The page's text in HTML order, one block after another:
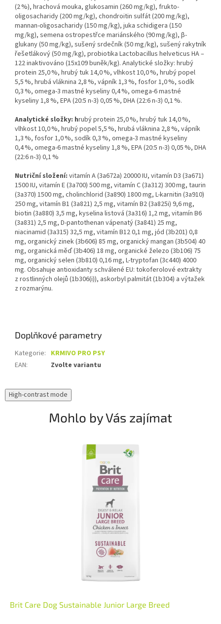
(2 %), hrachová mouka, glukosamin (260 mg/kg), frukto-
oligosacharidy (200 mg/kg), chondroitin sulfát (200 mg/kg),
mannan-oligosacharidy (150 mg/kg), juka schidigera (150
mg/kg), semena ostropestřce mariánského (90 mg/kg), β-
glukany (50 mg/kg), sušený srdečník (50 mg/kg), sušený rakytník
řešetlákový (50 mg/kg), probiotika Lactobacillus helveticus HA –
122 inaktivováno (15x109 buněk/kg). Analytické složky: hrubý
protein 25,0 %, hrubý tuk 14,0 %, vlhkost 10,0 %, hrubý popel
5,5 %, hrubá vláknina 2,8 %, vápník 1,3 %, fosfor 1,0 %, sodík
0,3 %, omega-3 mastné kyseliny 0,4 %, omega-6 mastné
kyseliny 1,8 %, EPA (20:5 n-3) 0,05 %, DHA (22:6 n-3) 0,1 %.
Analytické složky: hrubý protein 25,0 %, hrubý tuk 14,0 %,
vlhkost 10,0 %, hrubý popel 5,5 %, hrubá vláknina 2,8 %, vápník
1,3 %, fosfor 1,0 %, sodík 0,3 %, omega-3 mastné kyseliny
0,4 %, omega-6 mastné kyseliny 1,8 %, EPA (20:5 n-3) 0,05 %, DHA
(22:6 n-3) 0,1 %
Nutriční složení: vitamín A (3a672a) 20000 IU, vitamín D3 (3a671)
1500 IU, vitamín E (3a700) 500 mg, vitamín C (3a312) 300 mg, taurin
(3a370) 1500 mg, cholinchlorid (3a890) 1800 mg, L-karnitin (3a910)
250 mg, vitamín B1 (3a821) 2,5 mg, vitamín B2 (3a825i) 9,6 mg,
biotin (3a880) 3,5 mg, kyselina listová (3a316) 1,2 mg, vitamín B6
(3a831) 2,5 mg, D-pantothenan vápenatý (3a841) 25 mg,
niacinamid (3a315) 32,5 mg, vitamín B12 0,1 mg, jód (3b201) 0,8
mg, organický zinek (3b606) 85 mg, organický mangan (3b504) 40
mg, organická měď (3b406) 18 mg, organické železo (3b106) 75
mg, organický selen (3b810) 0,16 mg, L-tryptofan (3c440) 4000
mg. Obsahuje antioxidanty schválené EU: tokoferolové extrakty
z rostlinných olejů (1b306(i)), askorbyl palmitát (1b304) a výtažek
z rozmarýnu.
Doplňkové parametry
Kategorie: KRMIVO PRO PSY
EAN: Zvolte variantu
High-contrast mode
Mohlo by Vás zajímat
Brit Care Dog Sustainable Junior Large Breed